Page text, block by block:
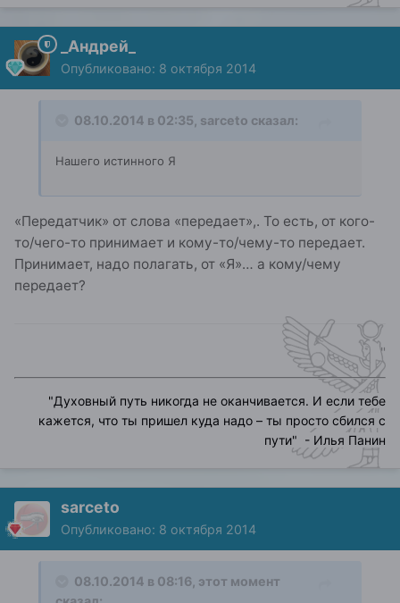
_Андрей_
Опубликовано: 8 октября 2014
08.10.2014 в 02:35, sarceto сказал:
Нашего истинного Я
«Передатчик» от слова «передает»,. То есть, от кого-
то/чего-то принимает и кому-то/чему-то передает.
Принимает, надо полагать, от «Я»… а кому/чему
передает?
"
"Духовный путь никогда не оканчивается. И если тебе
кажется, что ты пришел куда надо – ты просто сбился с
пути" - Илья Панин
sarceto
Опубликовано: 8 октября 2014
08.10.2014 в 08:16, этот момент